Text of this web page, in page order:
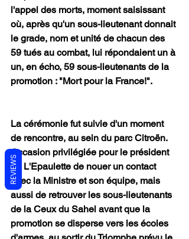
l'appel des morts, moment saisissant
où, après qu'un sous-lieutenant donnait
le grade, nom et unité de chacun des
59 tués au combat, lui répondaient un à
un, en écho, 59 sous-lieutenants de la
promotion : "Mort pour la France!".
La cérémonie fut suivie d'un moment
de rencontre, au sein du parc Citroën.
Occasion privilégiée pour le président
de L'Epaulette de nouer un contact
avec la Ministre et son équipe, mais
aussi de retrouver les sous-lieutenants
de la Ceux du Sahel avant que la
promotion se disperse vers les écoles
REVIEWS